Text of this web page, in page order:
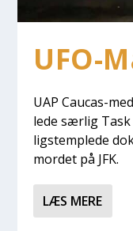
UFO-
UAP Caucas-
lede sær­lig
ligstemp­le­de
mor­det på JFK.
LÆS MERE